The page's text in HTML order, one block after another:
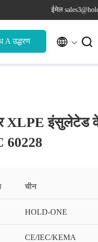
ईमेल
A उद्धरण  
XLPE इंसुलेटेड
60228
चीन
HOLD-ONE
CE/IEC/KEMA